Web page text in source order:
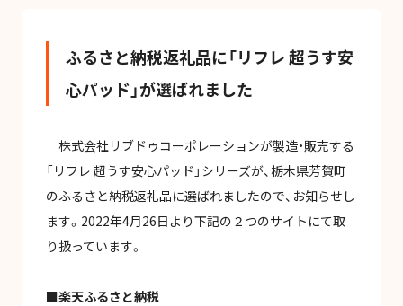
お問い合わせ
ふるさと納税返礼品に「リフレ 超うす安
心パッド」が選ばれました
株式会社リブドゥコーポレーションが製造・販売する
「リフレ 超うす安心パッド」シリーズが、栃木県芳賀町
のふるさと納税返礼品に選ばれましたので、お知らせし
ます。2022年4月26日より下記の２つのサイトにて取
り扱っています。
■楽天ふるさと納税